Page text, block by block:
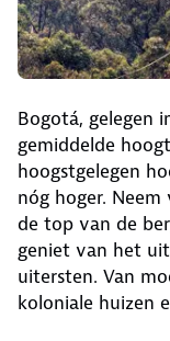
Bogotá, gelegen
gemiddelde
hoogstgelegen
nóg hoger.
de top van de
geniet van het
uitersten. Van
koloniale huizen